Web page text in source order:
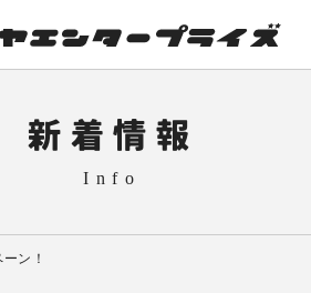
新着情報
ン！